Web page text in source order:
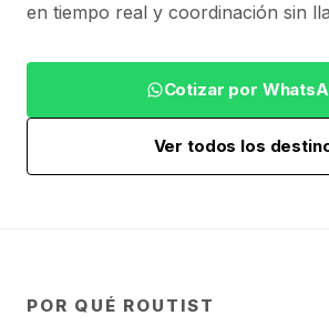
en tiempo real y coordinación sin
Cotizar por
Ver todos los
POR QUÉ ROUTIST